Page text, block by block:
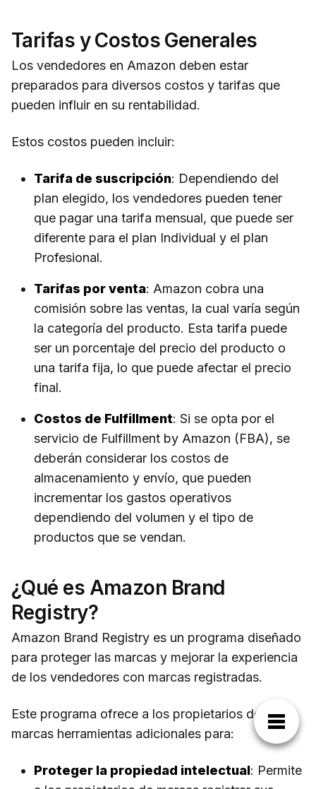
Tarifas y Costos Generales
Los vendedores en Amazon deben estar
preparados para diversos costos y tarifas que
pueden influir en su rentabilidad.
Estos costos pueden incluir:
Tarifa de suscripción: Dependiendo del
plan elegido, los vendedores pueden tener
que pagar una tarifa mensual, que puede ser
diferente para el plan Individual y el plan
Profesional.
Tarifas por venta: Amazon cobra una
comisión sobre las ventas, la cual varía según
la categoría del producto. Esta tarifa puede
ser un porcentaje del precio del producto o
una tarifa fija, lo que puede afectar el precio
final.
Costos de Fulfillment: Si se opta por el
servicio de Fulfillment by Amazon (FBA), se
deberán considerar los costos de
almacenamiento y envío, que pueden
incrementar los gastos operativos
dependiendo del volumen y el tipo de
productos que se vendan.
¿Qué es Amazon Brand
Registry?
Amazon Brand Registry es un programa diseñado
para proteger las marcas y mejorar la experiencia
de los vendedores con marcas registradas.
Este programa ofrece a los propietarios de
marcas herramientas adicionales para:
Proteger la propiedad intelectual: Permite